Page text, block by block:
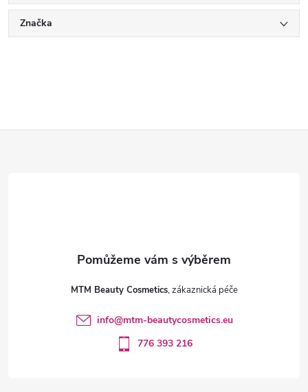
Značka
MTM Beauty Cosmetics
info@mtm-beautycosmetics.eu
776 393 216